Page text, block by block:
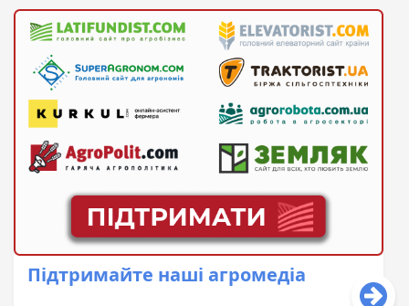
Підтримайте наші агромедіа